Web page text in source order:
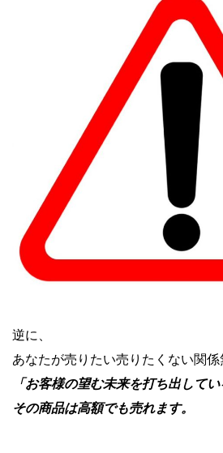
逆に、
あなたが売りたい売りたくない関係
「お客様の望む未来を打ち出して
その商品は高額でも売れます。